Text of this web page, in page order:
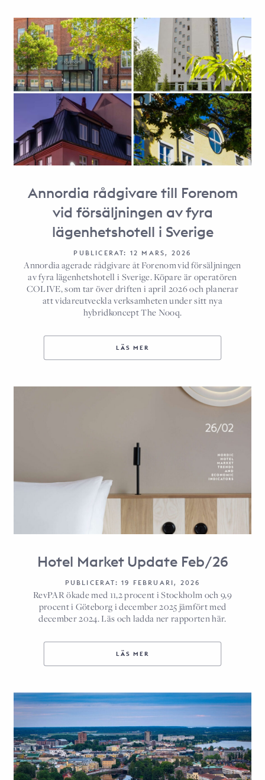
Annordia rådgivare till Forenom
vid försäljningen av fyra
lägenhetshotell i Sverige
PUBLICERAT: 12 MARS, 2026
Annordia agerade rådgivare åt Forenom vid försäljningen
av fyra lägenhetshotell i Sverige. Köpare är operatören
COLIVE, som tar över driften i april 2026 och planerar
att vidareutveckla verksamheten under sitt nya
hybridkoncept The Nooq.
LÄS MER
Hotel Market Update Feb/26
PUBLICERAT: 19 FEBRUARI, 2026
RevPAR ökade med 11,2 procent i Stockholm och 9,9
procent i Göteborg i december 2025 jämfört med
december 2024. Läs och ladda ner rapporten här.
LÄS MER